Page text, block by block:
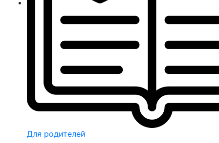
Для родителей